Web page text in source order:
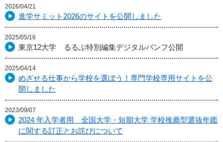
2026/04/21
進学サミット2026のサイトを公開しました
2025/05/16
東京12大学 るるぶ特別編集デジタルパンフ公開
2025/04/14
めざせる仕事から学校を選ぼう！専門学校専用サイトを公
開しました
2023/09/07
2024 年入学者用 全国大学・短期大学 学校推薦型選抜年鑑
に関する訂正とお詫びについて